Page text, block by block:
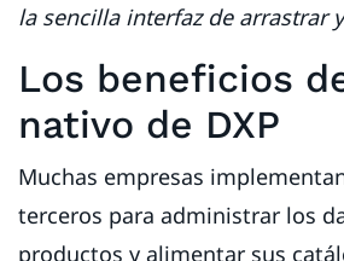
la sencilla interfaz de arrastrar
Los beneficios
nativo de DXP
Muchas empresas
terceros para administrar los
productos y alimentar sus